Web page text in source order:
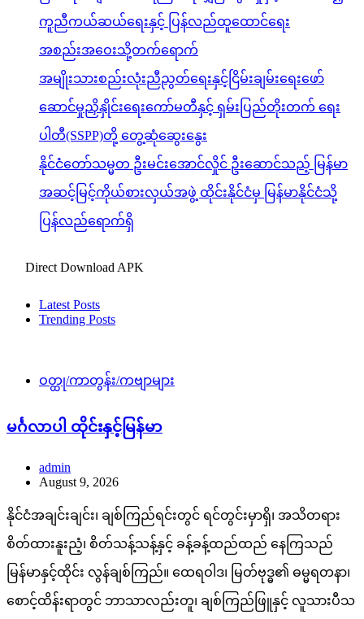
ကူညီကယ်ဆယ်ရေးနှင့် ပြန်လည်ထူထောင်ရေး
အစည်းအဝေးသို့တက်ရောက်
အမျိုးသားစည်းလုံးညီညွတ်ရေးနှင့်ငြိမ်းချမ်းရေးဖော်
ဆောင်မှုညှိနှိုင်းရေးကော်မတီနှင့် ရှမ်းပြည်တိုးတက် ရေး
ပါတီ(SSPP)တို့ တွေ့ဆုံဆွေးနွေး
နိုင်ငံတော်သမ္မတ ဦးမင်းအောင်လှိုင် ဦးဆောင်သည့် မြန်မာ
အဆင့်မြင့်ကိုယ်စားလှယ်အဖွဲ့ ထိုင်းနိုင်ငံမှ မြန်မာနိုင်ငံသို့
ပြန်လည်ရောက်ရှိ
Direct Download APK
Latest Posts
Trending Posts
ဝတ္ထု/ကာတွန်း/ကဗျာများ
မင်္ဂလာပါ ထိုင်းနှင့်မြန်မာ
admin
August 9, 2026
နိုင်ငံအချင်းချင်း၊ ချစ်ကြည်ရင်းတွင် ရင်တွင်းမှာရှိ၊ အသိတရား
စိတ်ထားနူးညံ့၊ စိတ်သန့်သန့်နှင့် ခန့်ခန့်ထည်ထည် နေကြသည်
မြန်မာနှင့်ထိုင်း လွန်ချစ်ကြည်။ ထေရဝါဒ၊ မြတ်ဗုဒ္ဓ၏ ဓမ္မရတနာ၊
စောင့်ထိန်းရာတွင် ဘာသာလည်းတူ၊ ချစ်ကြည်ဖြူနှင့် လူသားပီသ